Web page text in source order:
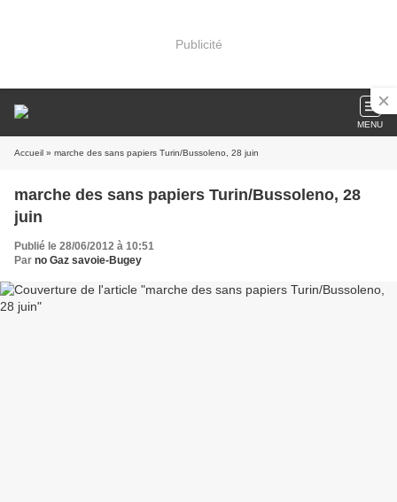
Publicité
MENU
Accueil » marche des sans papiers Turin/Bussoleno, 28 juin
marche des sans papiers Turin/Bussoleno, 28
juin
Publié le 28/06/2012 à 10:51
Par no Gaz savoie-Bugey